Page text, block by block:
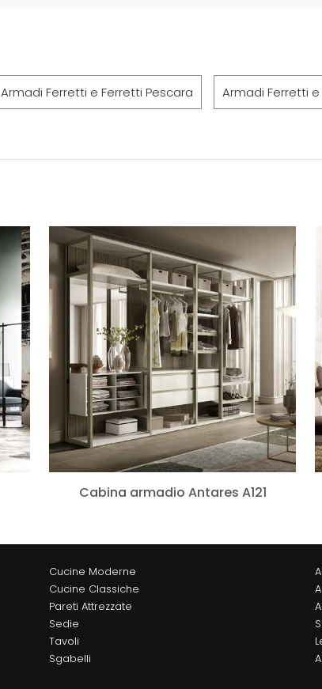
Armadi Ferretti e Ferretti Pescara Armadi Ferretti
Cabina armadio Antares A121
Cucine Moderne
Cucine Classiche
Pareti Attrezzate
Sedie
Tavoli
Sgabelli